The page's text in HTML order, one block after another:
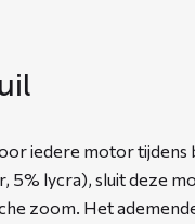
iedere motor tijdens
5% lycra), sluit deze
zoom. Het